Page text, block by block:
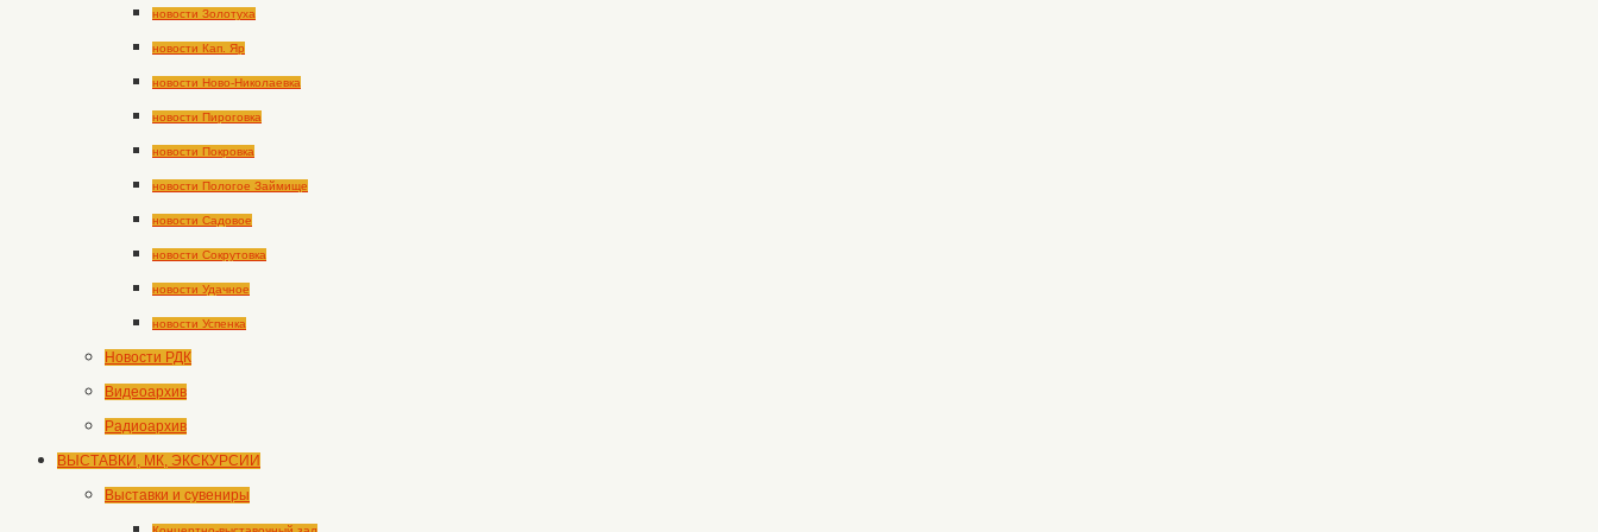
новости Золотуха
новости Кап. Яр
новости Ново-Николаевка
новости Пироговка
новости Покровка
новости Пологое Займище
новости Садовое
новости Сокрутовка
новости Удачное
новости Успенка
Новости РДК
Видеоархив
Радиоархив
ВЫСТАВКИ, МК, ЭКСКУРСИИ
Выставки и сувениры